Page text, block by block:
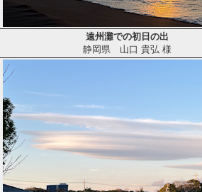
遠州灘での初日の出
静岡県山口 貴弘 様